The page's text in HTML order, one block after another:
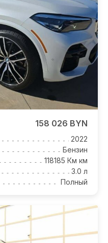
158 026 BYN
2022
Бензин
118185 Км км
3.0 л
Полный